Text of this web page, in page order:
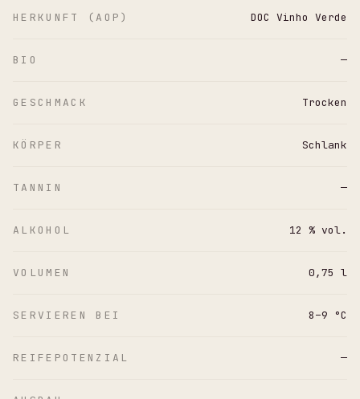
HERKUNFT (AOP) DOC Vinho Verde
BIO —
GESCHMACK Trocken
KÖRPER Schlank
TANNIN —
ALKOHOL 12 % vol.
VOLUMEN 0,75 l
SERVIEREN BEI 8–9 °C
REIFEPOTENZIAL —